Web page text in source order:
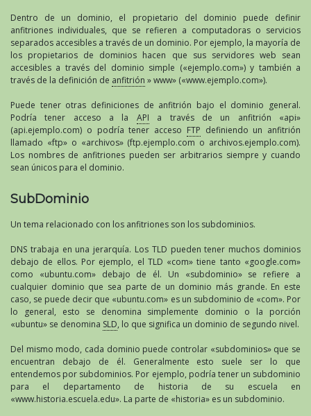
Dentro de un dominio, el propietario del dominio puede definir
anfitriones individuales, que se refieren a computadoras o servicios
separados accesibles a través de un dominio. Por ejemplo, la mayoría de
los propietarios de dominios hacen que sus servidores web sean
accesibles a través del dominio simple («ejemplo.com») y también a
través de la definición de anfitrión » www» («www.ejemplo.com»).
Puede tener otras definiciones de anfitrión bajo el dominio general.
Podría tener acceso a la API a través de un anfitrión «api»
(api.ejemplo.com) o podría tener acceso FTP definiendo un anfitrión
llamado «ftp» o «archivos» (ftp.ejemplo.com o archivos.ejemplo.com).
Los nombres de anfitriones pueden ser arbitrarios siempre y cuando
sean únicos para el dominio.
SubDominio
Un tema relacionado con los anfitriones son los subdominios.
DNS trabaja en una jerarquía. Los TLD pueden tener muchos dominios
debajo de ellos. Por ejemplo, el TLD «com» tiene tanto «google.com»
como «ubuntu.com» debajo de él. Un «subdominio» se refiere a
cualquier dominio que sea parte de un dominio más grande. En este
caso, se puede decir que «ubuntu.com» es un subdominio de «com». Por
lo general, esto se denomina simplemente dominio o la porción
«ubuntu» se denomina SLD, lo que significa un dominio de segundo nivel.
Del mismo modo, cada dominio puede controlar «subdominios» que se
encuentran debajo de él. Generalmente esto suele ser lo que
entendemos por subdominios. Por ejemplo, podría tener un subdominio
para el departamento de historia de su escuela en
«www.historia.escuela.edu». La parte de «historia» es un subdominio.